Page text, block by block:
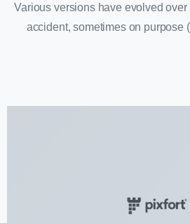
Various versions have evolved
accident, sometimes on purpose